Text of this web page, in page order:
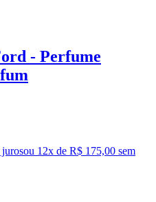
- Perfume
ou 12x de R$ 175,00 sem